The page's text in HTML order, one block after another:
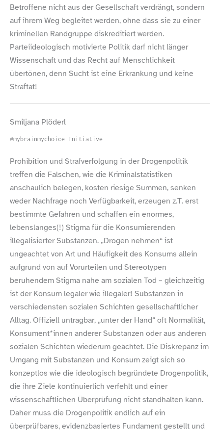
Betroffene nicht aus der Gesellschaft verdrängt, sondern
auf ihrem Weg begleitet werden, ohne dass sie zu einer
kriminellen Randgruppe diskreditiert werden.
Parteiideologisch motivierte Politik darf nicht länger
Wissenschaft und das Recht auf Menschlichkeit
übertönen, denn Sucht ist eine Erkrankung und keine
Straftat!
Smiljana Plöderl
#mybrainmychoice Initiative
Prohibition und Strafverfolgung in der Drogenpolitik
treffen die Falschen, wie die Kriminalstatistiken
anschaulich belegen, kosten riesige Summen, senken
weder Nachfrage noch Verfügbarkeit, erzeugen z.T. erst
bestimmte Gefahren und schaffen ein enormes,
lebenslanges(!) Stigma für die Konsumierenden
illegalisierter Substanzen. „Drogen nehmen“ ist
ungeachtet von Art und Häufigkeit des Konsums allein
aufgrund von auf Vorurteilen und Stereotypen
beruhendem Stigma nahe am sozialen Tod – gleichzeitig
ist der Konsum legaler wie illegaler! Substanzen in
verschiedensten sozialen Schichten gesellschaftlicher
Alltag. Offiziell untragbar, „unter der Hand“ oft Normalität,
Konsument*innen anderer Substanzen oder aus anderen
sozialen Schichten wiederum geächtet. Die Diskrepanz im
Umgang mit Substanzen und Konsum zeigt sich so
konzeptlos wie die ideologisch begründete Drogenpolitik,
die ihre Ziele kontinuierlich verfehlt und einer
wissenschaftlichen Überprüfung nicht standhalten kann.
Daher muss die Drogenpolitik endlich auf ein
überprüfbares, evidenzbasiertes Fundament gestellt und